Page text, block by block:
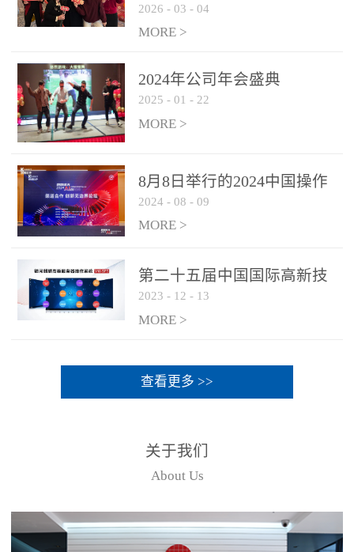
2026 - 03 - 04
MORE >
2024年公司年会盛典
2025 - 01 - 22
MORE >
8月8日举行的2024中国操作
系统产业大会渠道论坛，科
网通荣获区域营销优质伙伴
2024 - 08 - 09
MORE >
第二十五届中国国际高新技
术成果交易会 银河麒麟高级
服务器操作系统荣获 “优秀
2023 - 12 - 13
MORE >
查看更多 >>
关于我们
About Us